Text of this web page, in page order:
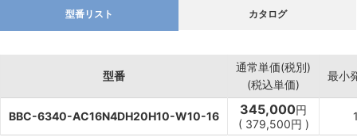
型番リスト カタログ
型番
通常単価(税別)
(税込単価)
最小
BBC-6340-AC16N4DH20H10-W10-16 345,000円
( 379,500円 )